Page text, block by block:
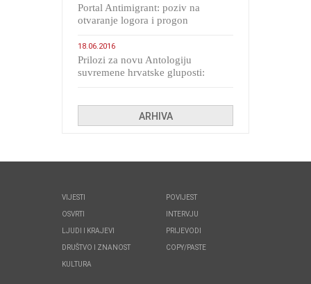
Portal Antimigrant: poziv na
otvaranje logora i progon
18.06.2016
Prilozi za novu Antologiju
suvremene hrvatske gluposti:
ARHIVA
VIJESTI
OSVRTI
LJUDI I KRAJEVI
DRUŠTVO I ZNANOST
KULTURA
POVIJEST
INTERVJU
PRIJEVODI
COPY/PASTE